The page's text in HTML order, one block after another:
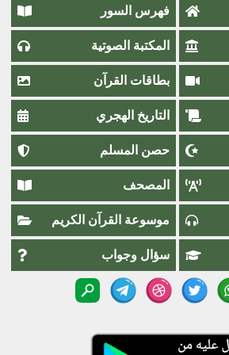
فهرس السور
المكتبة الصوتية
بطاقات القرآن
التاريخ الهجري
حصن المسلم
المصحف
موسوعة القرآن الكريم
سؤال وجواب